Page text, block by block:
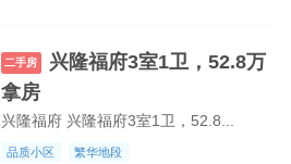
二手房
拿房
兴隆福府 兴隆福府3室1卫，52.8...
品质小区 繁华地段